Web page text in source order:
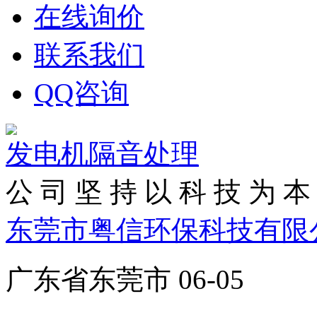
在线询价
联系我们
QQ咨询
发电机隔音处理
公 司 坚 持 以 科 技 为
东莞市粤信环保科技有限
广东省东莞市 06-05